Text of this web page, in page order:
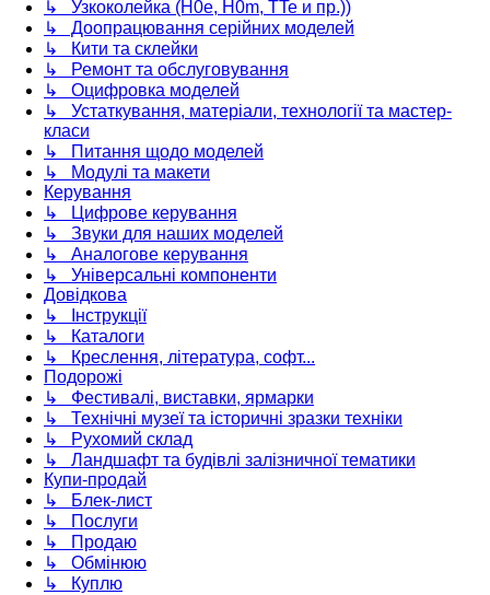
↳ Узкоколейка (H0e, H0m, TTe и пр.))
↳ Доопрацювання серійних моделей
↳ Кити та склейки
↳ Ремонт та обслуговування
↳ Оцифровка моделей
↳ Устаткування, матеріали, технології та мастер-
класи
↳ Питання щодо моделей
↳ Модулі та макети
Керування
↳ Цифрове керування
↳ Звуки для наших моделей
↳ Аналогове керування
↳ Універсальні компоненти
Довідкова
↳ Інструкції
↳ Каталоги
↳ Креслення, література, софт...
Подорожі
↳ Фестивалі, виставки, ярмарки
↳ Технічні музеї та історичні зразки техніки
↳ Рухомий склад
↳ Ландшафт та будівлі залізничної тематики
Купи-продай
↳ Блек-лист
↳ Послуги
↳ Продаю
↳ Обмінюю
↳ Куплю